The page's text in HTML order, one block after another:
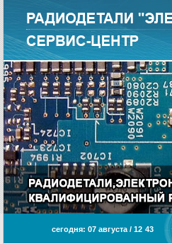
сегодня: 07 августа / 12 43